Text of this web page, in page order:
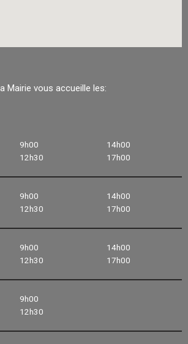
Mairie vous accueille les:
9h00
12h30
14h00
17h00
9h00
12h30
14h00
17h00
9h00
12h30
14h00
17h00
9h00
12h30